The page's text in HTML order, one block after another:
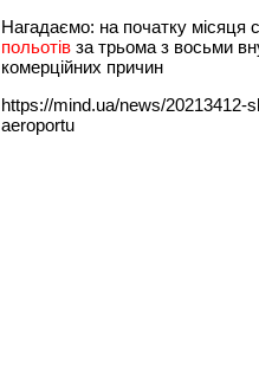
Нагадаємо: на початку місяця
польотів за трьома з восьми
комерційних причин
https://mind.ua/news/
aeroportu